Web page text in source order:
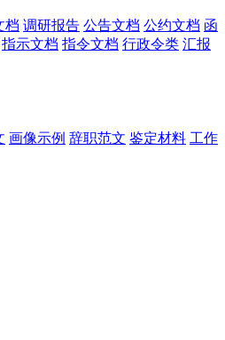
档 调研报告 公告文档 公约文档 函
指示文档 指令文档 行政令类 汇报
画像示例 辞职范文 鉴定材料 工作